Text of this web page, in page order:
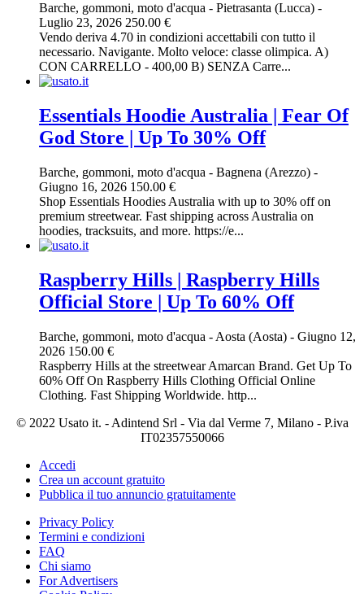
Barche, gommoni, moto d'acqua - Pietrasanta (Lucca) -
Luglio 23, 2026 250.00 €
Vendo deriva 4.70 in condizioni accettabili con tutto il
necessario. Navigante. Molto veloce: classe olimpica. A)
CON CARRELLO - 400,00 B) SENZA Carre...
Essentials Hoodie Australia | Fear Of
God Store | Up To 30% Off
Barche, gommoni, moto d'acqua - Bagnena (Arezzo) -
Giugno 16, 2026 150.00 €
Shop Essentials Hoodies Australia with up to 30% off on
premium streetwear. Fast shipping across Australia on
hoodies, tracksuits, and more. https://e...
Raspberry Hills | Raspberry Hills
Official Store | Up To 60% Off
Barche, gommoni, moto d'acqua - Aosta (Aosta) - Giugno 12,
2026 150.00 €
Raspberry Hills at the streetwear Amarcan Brand. Get Up To
60% Off On Raspberry Hills Clothing Official Online
Clothing. Fast Shipping Worldwide. http...
© 2022 Usato it. - Adintend Srl - Via dal Verme 7, Milano - P.iva
IT02357550066
Accedi
Crea un account gratuito
Pubblica il tuo annuncio gratuitamente
Privacy Policy
Termini e condizioni
FAQ
Chi siamo
For Advertisers